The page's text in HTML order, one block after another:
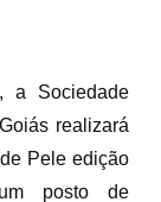
a Sociedade
realizará
Pele edição
posto de